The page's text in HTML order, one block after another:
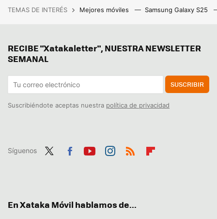
TEMAS DE INTERÉS Mejores móviles Samsung Galaxy S25
RECIBE "Xatakaletter", NUESTRA NEWSLETTER
SEMANAL
SUSCRIBIR
Suscribiéndote aceptas nuestra política de privacidad
Síguenos
En Xataka Móvil hablamos de...